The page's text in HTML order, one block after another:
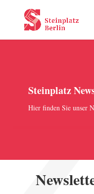
Steinplatz
Hier finden Sie unser